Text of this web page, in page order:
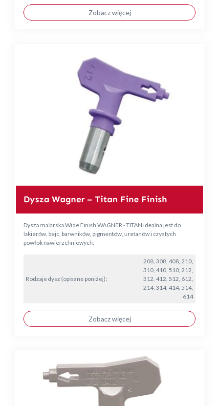
Zobacz więcej
Dysza Wagner – Titan Fine Finish
Dysza malarska Wide Finish WAGNER - TITAN idealna jest do
lakierów, bejc, barwników, pigmentów, uretanów i czystych
powłok nawierzchniowych.
Rodzaje dysz (opisane poniżej):
208, 308, 408, 210,
310, 410, 510, 212,
312, 412, 512, 612,
214, 314, 414, 514,
614
Zobacz więcej